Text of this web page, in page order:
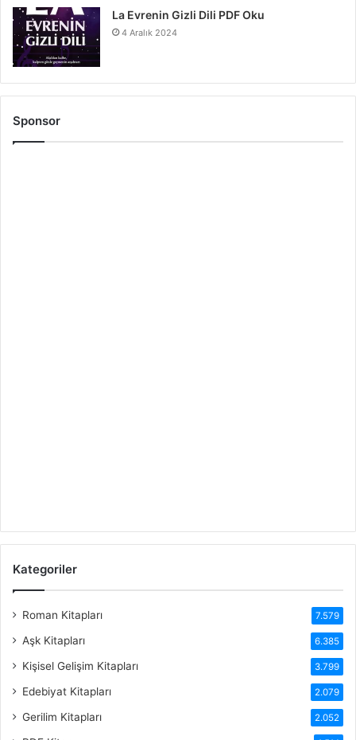
La Evrenin Gizli Dili PDF Oku
4 Aralık 2024
Sponsor
Kategoriler
Roman Kitapları 7.579
Aşk Kitapları 6.385
Kişisel Gelişim Kitapları 3.799
Edebiyat Kitapları 2.079
Gerilim Kitapları 2.052